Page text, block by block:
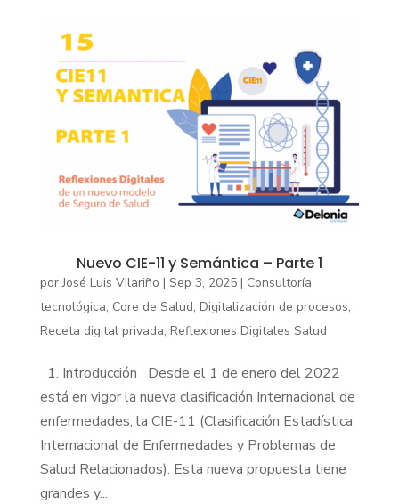
Nuevo CIE-11 y Semántica – Parte 1
porJosé Luis Vilariño | Sep 3, 2025| Consultoría
tecnológica, Core de Salud, Digitalización de procesos,
Receta digital privada, Reflexiones Digitales Salud
1. Introducción Desde el 1 de enero del 2022
está en vigor la nueva clasificación Internacional de
enfermedades, la CIE-11 (Clasificación Estadística
Internacional de Enfermedades y Problemas de
Salud Relacionados). Esta nueva propuesta tiene
grandes y...